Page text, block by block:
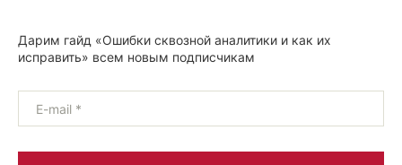
Дарим гайд «Ошибки сквозной аналитики и как их
исправить» всем новым подписчикам
E-mail *